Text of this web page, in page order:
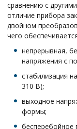
сравнению с
отличие прибора
двойном
чего
непрерывная,
напряжения с
стабилизация
310 В);
выходное
формы;
бесперебойное